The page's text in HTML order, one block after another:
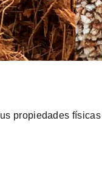
propiedades